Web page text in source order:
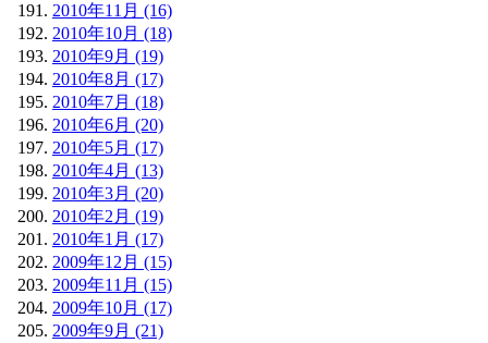
2010年11月 (16)
2010年10月 (18)
2010年9月 (19)
2010年8月 (17)
2010年7月 (18)
2010年6月 (20)
2010年5月 (17)
2010年4月 (13)
2010年3月 (20)
2010年2月 (19)
2010年1月 (17)
2009年12月 (15)
2009年11月 (15)
2009年10月 (17)
2009年9月 (21)